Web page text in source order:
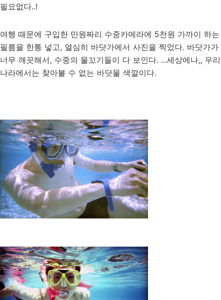
필요없다..!
여행 때문에 구입한 만원짜리 수중카메라에 5천원 가까이 하는
필름을 한통 넣고, 열심히 바닷가에서 사진을 찍었다. 바닷가가
너무 깨끗해서, 수중의 물꼬기들이 다 보인다. ...세상에나,, 우리
나라에서는 찾아볼 수 없는 바닷물 색깔이다.